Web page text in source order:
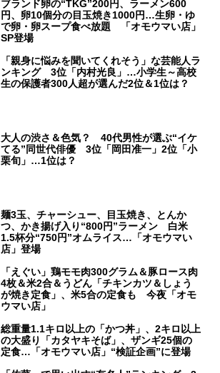
ブランド卵の“TKG”200円、ラーメン600
円、卵10個分の目玉焼き1000円…生卵・ゆ
で卵・卵スープ食べ放題 「オモウマい店」
SP登場
「親身に悩みを聞いてくれそう」な芸能人ラ
ンキング 3位「内村光良」…小学生～高校
生の保護者300人超が選んだ2位＆1位は？
大人の渋さ＆色気？ 40代男性が選ぶ“イケ
てる”同世代俳優 3位「岡田准一」2位「小
栗旬」…1位は？
麺3玉、チャーシュー、目玉焼き、とんか
つ、かき揚げ入り“800円”ラーメン 白米
1.5杯分“750円”オムライス…「オモウマい
店」登場
「えぐい」鶏モモ肉300グラム＆豚ロース肉
4枚＆米2合＆うどん「チキンカツ＆しょう
が焼き定食」、米5合の定食も 今夜「オモ
ウマい店」
総重量1.1キロ以上の「かつ丼」、2キロ以上
の大盛り「カタヤキそば」、ザンギ25個の
定食…「オモウマい店」“検証企画”に登場